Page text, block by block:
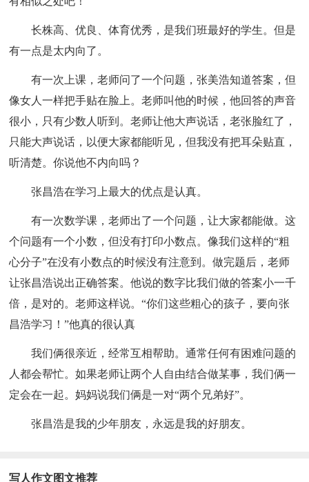
长株高、优良、体育优秀，是我们班最好的学生。但是
有一点是太内向了。
有一次上课，老师问了一个问题，张美浩知道答案，但
像女人一样把手贴在脸上。老师叫他的时候，他回答的声音
很小，只有少数人听到。老师让他大声说话，老张脸红了，
只能大声说话，以便大家都能听见，但我没有把耳朵贴直，
听清楚。你说他不内向吗？
张昌浩在学习上最大的优点是认真。
有一次数学课，老师出了一个问题，让大家都能做。这
个问题有一个小数，但没有打印小数点。像我们这样的“粗
心分子”在没有小数点的时候没有注意到。做完题后，老师
让张昌浩说出正确答案。他说的数字比我们做的答案小一千
倍，是对的。老师这样说。“你们这些粗心的孩子，要向张
昌浩学习！”他真的很认真
我们俩很亲近，经常互相帮助。通常任何有困难问题的
人都会帮忙。如果老师让两个人自由结合做某事，我们俩一
定会在一起。妈妈说我们俩是一对“两个兄弟好”。
张昌浩是我的少年朋友，永远是我的好朋友。
写人作文图文推荐